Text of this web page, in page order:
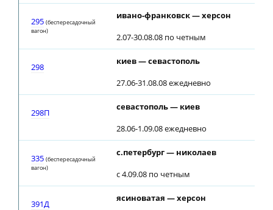
295 (беспересадочный
вагон)
ивано-франковск — херсон
2.07-30.08.08 по четным
298
киев — севастополь
27.06-31.08.08 ежедневно
298П
севастополь — киев
28.06-1.09.08 ежедневно
335 (беспересадочный
вагон)
с.петербург — николаев
с 4.09.08 по четным
391Д
ясиноватая — херсон